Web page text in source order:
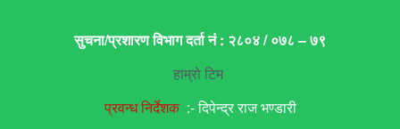
सुचना/प्रशारण विभाग दर्ता नं : २८०४ / ०७८ – ७९
हाम्रो टिम
प्रवन्ध निर्देशक:- दिपेन्द्र राज भण्डारी